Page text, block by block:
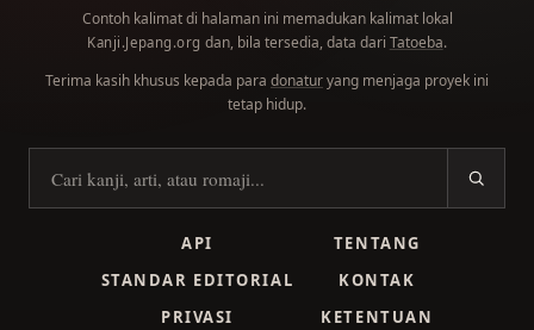
Contoh kalimat di halaman ini memadukan kalimat lokal
Kanji.Jepang.org dan, bila tersedia, data dari Tatoeba.
Terima kasih khusus kepada para donaturyang menjaga proyek ini
tetap hidup.
Cari kanji
API
TENTANG
STANDAR EDITORIAL
KONTAK
PRIVASI
KETENTUAN